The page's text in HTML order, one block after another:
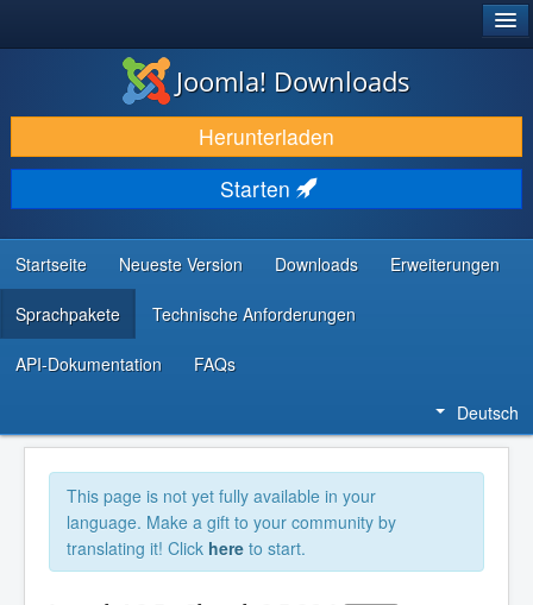
DOWNLOAD & ERWEITERN
ENTDECKEN & LERNEN
COMMUNITY & SUPPORT
RESSOURCEN FÜR ENTWICKLER
Joomla! Downloads
Herunterladen
Starten
Startseite Neueste Version Downloads Erweiterungen
Sprachpakete Technische Anforderungen
API-Dokumentation FAQs
Deutsch
This page is not yet fully available in your
language. Make a gift to your community by
translating it! Click here to start.